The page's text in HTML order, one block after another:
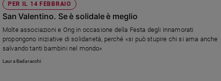
PER IL 14 FEBBRAIO
San Valentino. Se è solidale è meglio
Molte associazioni e Ong in occasione della Festa degli Innamorati
propongono iniziative di solidarietà, perché «si può stupire chi si ama anche
salvando tanti bambini nel mondo»
Laura Badaracchi